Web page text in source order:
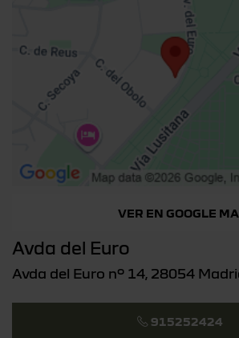
VER EN GOOGLE
Avda del Euro
Avda del Euro nº 14, 28054
915252424